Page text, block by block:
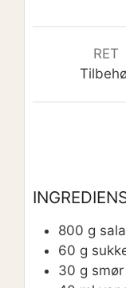
RET
800 g
60 g
30 g smør